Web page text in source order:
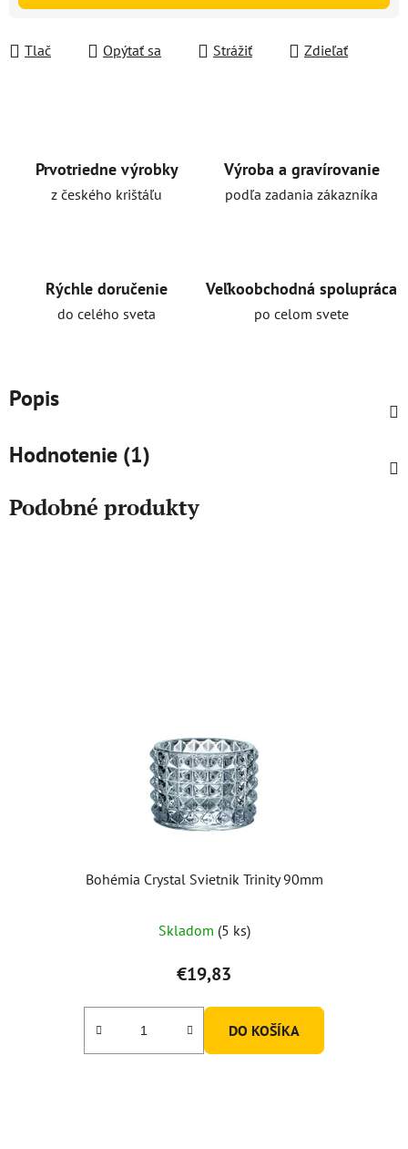
Tlač Opýtať sa Strážiť Zdieľať
Prvotriedne výrobky
z českého krištáľu
Výroba a gravírovanie
podľa zadania zákazníka
Rýchle doručenie
do celého sveta
Veľkoobchodná spolupráca
po celom svete
Popis
Hodnotenie (1)
Podobné produkty
Bohémia Crystal Svietnik Trinity 90mm
Skladom (5 ks)
€19,83
DO KOŠÍKA